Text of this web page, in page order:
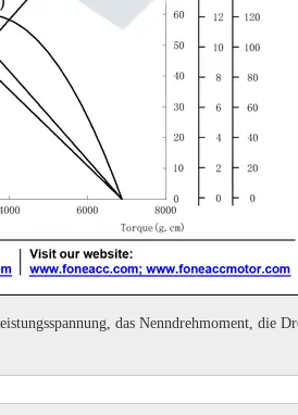
das Nenndrehmoment, die